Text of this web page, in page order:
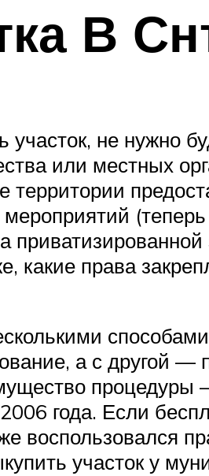
В
не нужно
или местных
какие права
а с другой —
процедуры
года. Если
воспользовался
участок у